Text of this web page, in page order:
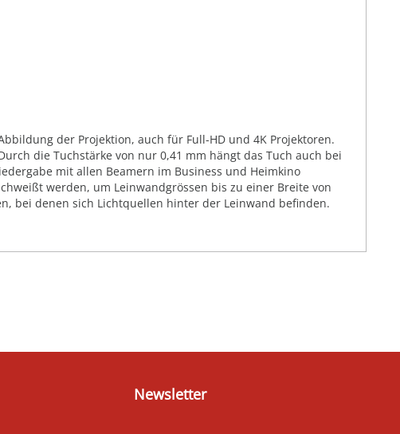
der Projektion, auch für Full-HD und 4K Projektoren.
die Tuchstärke von nur 0,41 mm hängt das Tuch auch bei
mit allen Beamern im Business und Heimkino
werden, um Leinwandgrössen bis zu einer Breite von
bei denen sich Lichtquellen hinter der Leinwand befinden.
Newsletter